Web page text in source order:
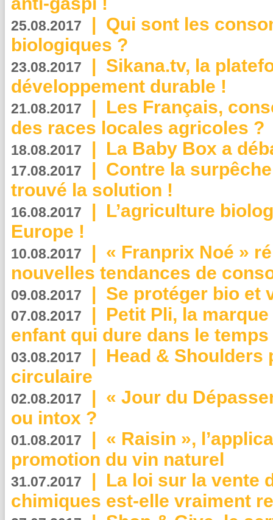
25.08.2017 | Qui sont les
biologiques ?
23.08.2017 | Sikana.tv, la
développement durable !
21.08.2017 | Les Français,
des races locales agricoles ?
18.08.2017 | La Baby Box a
17.08.2017 | Contre la
trouvé la solution !
16.08.2017 | L’agriculture
Europe !
10.08.2017 | « Franprix Noé »
nouvelles tendances de
09.08.2017 | Se protéger bio et
07.08.2017 | Petit Pli, la
enfant qui dure dans le temps
03.08.2017 | Head & Shoulders
circulaire
02.08.2017 | « Jour du
ou intox ?
01.08.2017 | « Raisin »,
promotion du vin naturel
31.07.2017 | La loi sur la vente
chimiques est-elle vraiment